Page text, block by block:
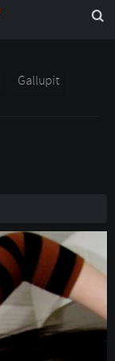
Gallupit